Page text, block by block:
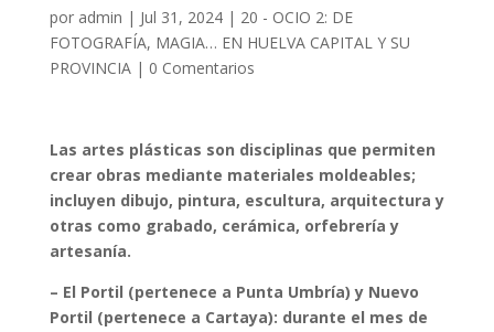
por admin | Jul 31, 2024| 20 - OCIO 2: DE
FOTOGRAFÍA, MAGIA… EN HUELVA CAPITAL Y SU
PROVINCIA| 0 Comentarios
Las artes plásticas son disciplinas que permiten
crear obras mediante materiales moldeables;
incluyen dibujo, pintura, escultura, arquitectura y
otras como grabado, cerámica, orfebrería y
artesanía.
– El Portil (pertenece a Punta Umbría) y Nuevo
Portil (pertenece a Cartaya): durante el mes de